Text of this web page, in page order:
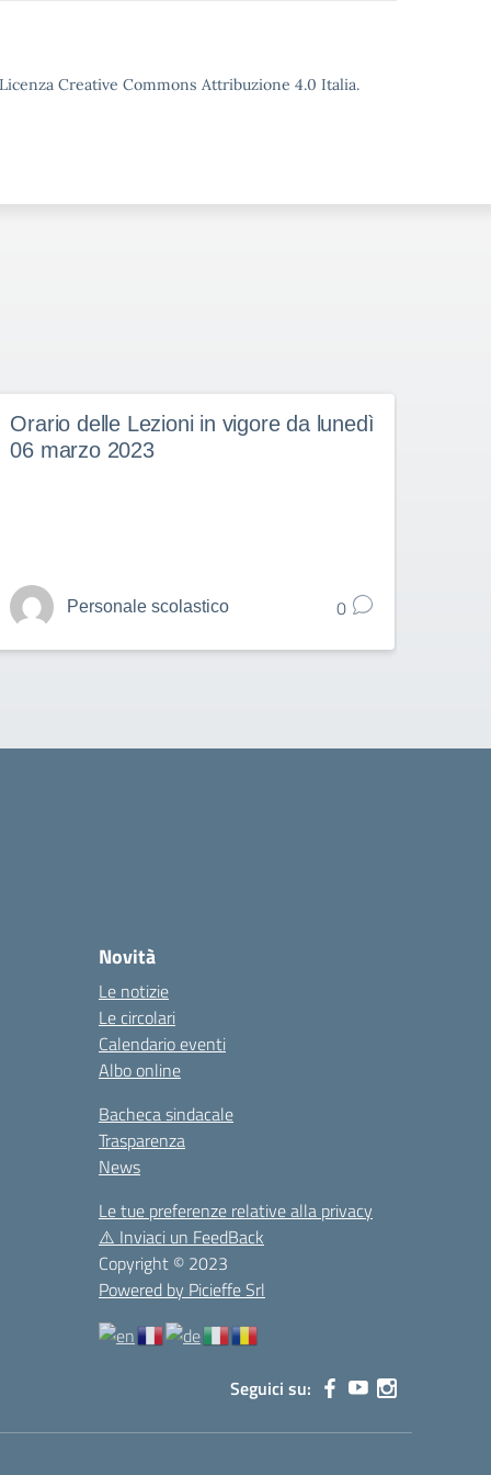
Creative Commons Attribuzione 4.0 Italia.
Orario delle Lezioni in vigore da lunedì
06 marzo 2023
Personale scolastico 0
Novità
Le notizie
Le circolari
Calendario eventi
Albo online
Bacheca sindacale
Trasparenza
News
Le tue preferenze relative alla privacy
⚠️ Inviaci un FeedBack
Copyright © 2023
Powered by Picieffe Srl
Seguici su: